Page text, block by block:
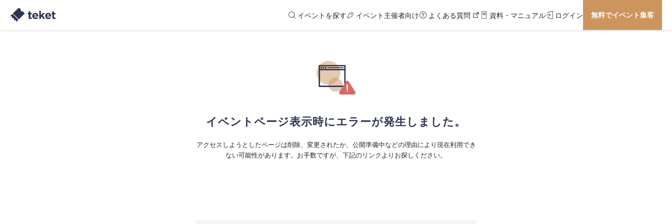
イベントを探す イベント主催者向け よくある質問 資料・マニュアル ログイン 無料でイベント集客
イベントページ表示時にエラーが発生しました。
アクセスしようとしたページは削除、変更されたか、公開準備中などの理由により現在利用でき
ない可能性があります。お手数ですが、下記のリンクよりお探しください。